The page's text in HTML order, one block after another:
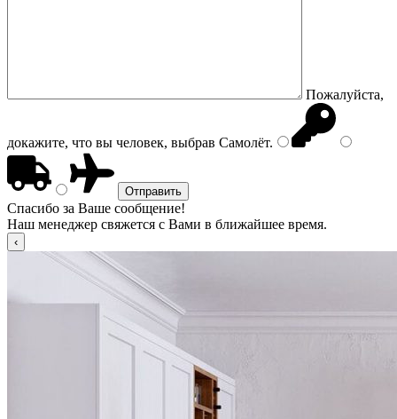
Пожалуйста,
докажите, что вы человек, выбрав Самолёт.
Спасибо за Ваше сообщение!
Наш менеджер свяжется с Вами в ближайшее время.